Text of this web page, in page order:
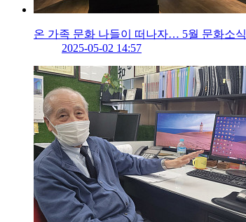
온 가족 문화 나들이 떠나자… 5월 문화소식
2025-05-02 14:57